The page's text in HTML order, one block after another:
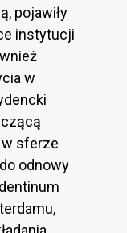
pojawiły
instytucji
w
w sferze
odnowy